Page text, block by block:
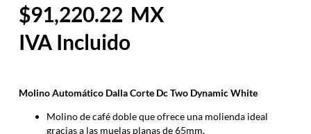
91,220.22
Molino Automático Dalla Corte Dc Two Dynamic White
Molino de café doble que ofrece una molienda ideal
gracias a las muelas planas de 65mm.